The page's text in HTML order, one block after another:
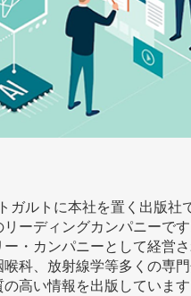
ガルトに本社を置く出版社
ーディングカンパニーで
・カンパニーとして経営
科、放射線学等多くの専
高い情報を出版しています